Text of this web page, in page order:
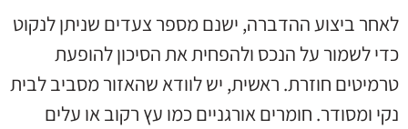
לאחר ביצוע ההדברה, ישנם מספר צעדים שניתן לנקוט
כדי לשמור על הנכס ולהפחית את הסיכון להופעת
טרמיטים חוזרת. ראשית, יש לוודא שהאזור מסביב לבית
נקי ומסודר. חומרים אורגניים כמו עץ רקוב או עלים